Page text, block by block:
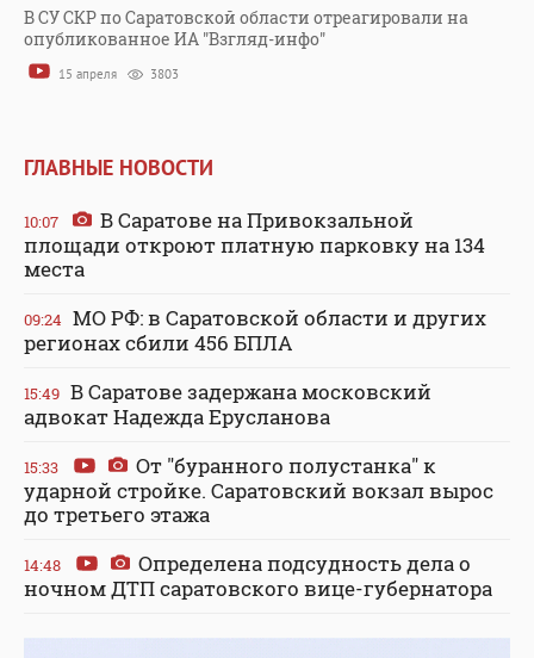
В СУ СКР по Саратовской области отреагировали на
опубликованное ИА "Взгляд-инфо"
15 апреля 3803
ГЛАВНЫЕ НОВОСТИ
10:07
В Саратове на Привокзальной
площади откроют платную парковку на 134
места
09:24 МО РФ: в Саратовской области и других
регионах сбили 456 БПЛА
15:49 В Саратове задержана московский
адвокат Надежда Ерусланова
15:33
От "буранного полустанка" к
ударной стройке. Саратовский вокзал вырос
до третьего этажа
14:48
Определена подсудность дела о
ночном ДТП саратовского вице-губернатора